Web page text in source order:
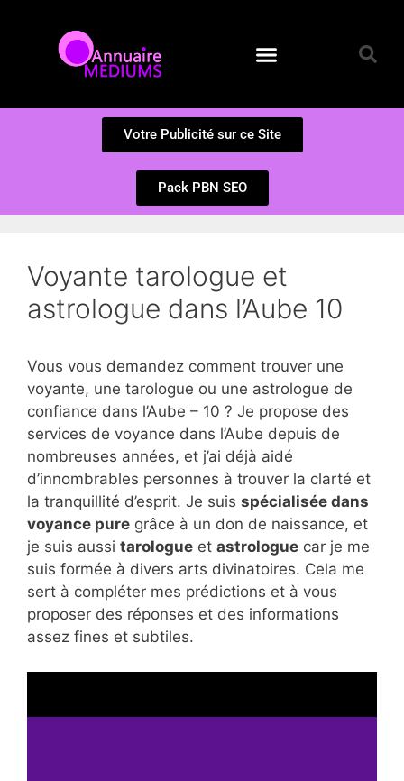
Votre Publicité sur ce Site
Pack PBN SEO
Voyante tarologue et
astrologue dans l’Aube 10
Vous vous demandez comment trouver une
voyante, une tarologue ou une astrologue de
confiance dans l’Aube – 10 ? Je propose des
services de voyance dans l’Aube depuis de
nombreuses années, et j’ai déjà aidé
d’innombrables personnes à trouver la clarté et
la tranquillité d’esprit. Je suis spécialisée dans
voyance pure grâce à un don de naissance, et
je suis aussi tarologue et astrologue car je me
suis formée à divers arts divinatoires. Cela me
sert à compléter mes prédictions et à vous
proposer des réponses et des informations
assez fines et subtiles.